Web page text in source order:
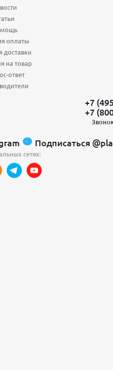
оплаты
доставки
на товар
ответ
+7
+7
Подписаться
сетях: